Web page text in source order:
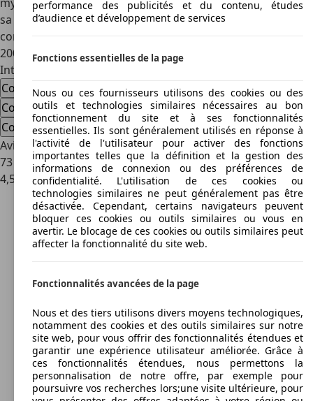
sa production en 2004 pour céder la place à la C6, le
constructeur a encore produit quelques modèles jusqu'en
2007 sous le nom de Corvette Classic.
Intéressé par l'Corvette C5
Corvette C5 voiture d'occasion
Corvette C5 nouvelle voiture
Corvette C5 offres concessionnaire
Avis sur le véhicule Citroen C5
73 Évaluations
4,5
performance des publicités et du contenu, études
d’audience et développement de services
Fonctions essentielles de la page
Nous ou ces fournisseurs utilisons des cookies ou des
outils et technologies similaires nécessaires au bon
fonctionnement du site et à ses fonctionnalités
essentielles. Ils sont généralement utilisés en réponse à
l'activité de l'utilisateur pour activer des fonctions
importantes telles que la définition et la gestion des
informations de connexion ou des préférences de
confidentialité. L'utilisation de ces cookies ou
technologies similaires ne peut généralement pas être
désactivée. Cependant, certains navigateurs peuvent
bloquer ces cookies ou outils similaires ou vous en
avertir. Le blocage de ces cookies ou outils similaires peut
affecter la fonctionnalité du site web.
Fonctionnalités avancées de la page
Nous et des tiers utilisons divers moyens technologiques,
notamment des cookies et des outils similaires sur notre
site web, pour vous offrir des fonctionnalités étendues et
garantir une expérience utilisateur améliorée. Grâce à
ces fonctionnalités étendues, nous permettons la
personnalisation de notre offre, par exemple pour
poursuivre vos recherches lors;une visite ultérieure, pour